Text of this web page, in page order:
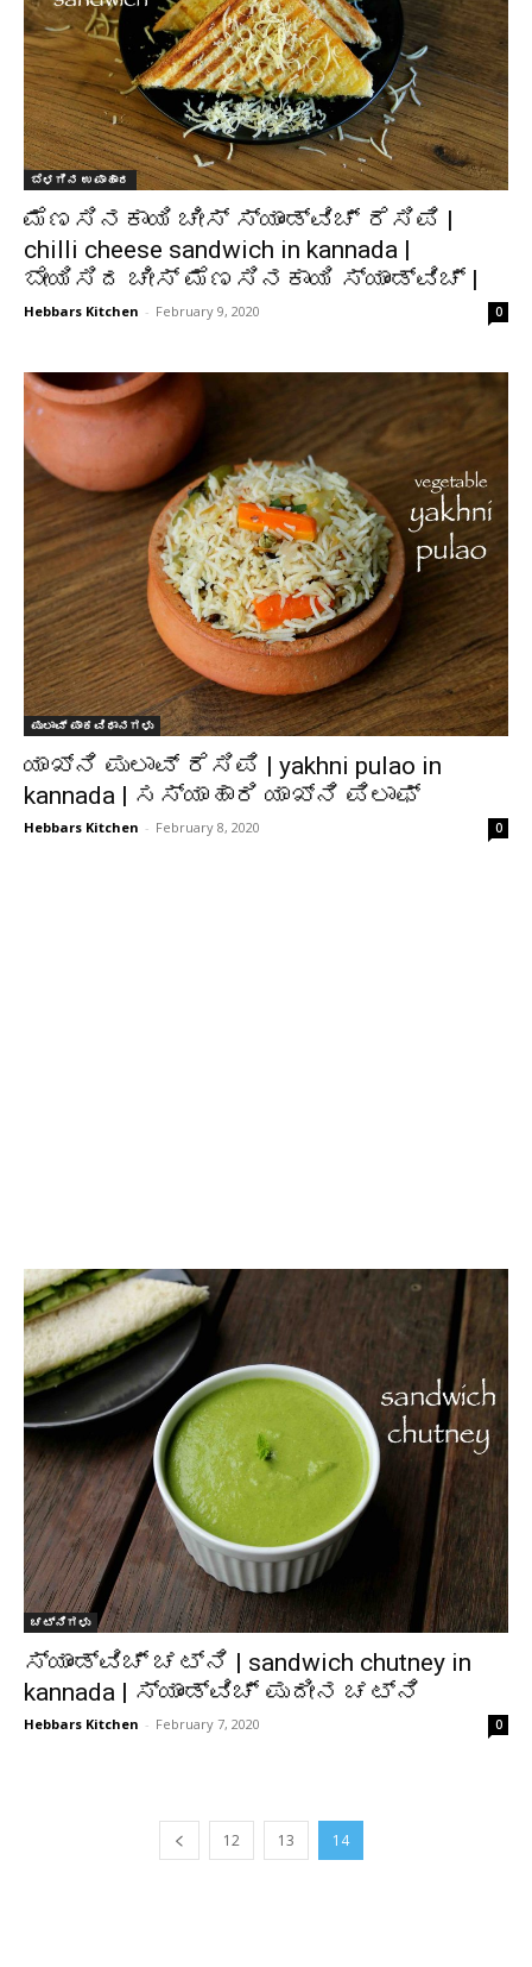
ಬೆಳಗಿನ ಉಪಾಹಾರ
ಮೆಣಸಿನಕಾಯಿ ಚೀಸ್ ಸ್ಯಾಂಡ್‌ವಿಚ್ ರೆಸಿಪಿ |
chilli cheese sandwich in kannada |
ಬೇಯಿಸಿದ ಚೀಸ್ ಮೆಣಸಿನಕಾಯಿ ಸ್ಯಾಂಡ್ವಿಚ್ |
Hebbars Kitchen - February 9, 2020 0
ಪುಲಾವ್ ಪಾಕವಿಧಾನಗಳು
ಯಾಖ್ನಿ ಪುಲಾವ್ ರೆಸಿಪಿ | yakhni pulao in
kannada | ಸಸ್ಯಾಹಾರಿ ಯಾಖ್ನಿ ಪಿಲಾಫ್
Hebbars Kitchen - February 8, 2020 0
ಚಟ್ನಿಗಳು
ಸ್ಯಾಂಡ್‌ವಿಚ್ ಚಟ್ನಿ | sandwich chutney in
kannada | ಸ್ಯಾಂಡ್‌ವಿಚ್‌ ಪುದೀನ ಚಟ್ನಿ
Hebbars Kitchen - February 7, 2020 0
12 13 14